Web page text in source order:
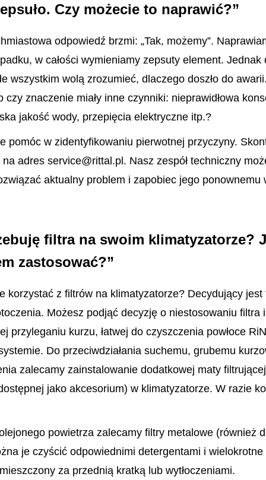
Czy możecie to naprawić?”
odpowiedź brzmi: „Tak, możemy”.
w całości wymieniamy zepsuty element. Jednak
wszystkim wolą zrozumieć, dlaczego doszło do
czy znaczenie miały inne czynniki: nieprawidłowa
jakość wody, przepięcia elektryczne itp.?
pomóc w zidentyfikowaniu pierwotnej przyczyny.
na adres service@rittal.pl. Nasz zespół techniczny
aktualny problem i zapobiec jego ponownemu
filtra na swoim klimatyzatorze?
zastosować?”
korzystać z filtrów na klimatyzatorze? Decydujący jest
Możesz podjąć decyzję o niestosowaniu filtra
przyleganiu kurzu, łatwej do czyszczenia powłoce
Do przeciwdziałania suchemu, grubemu
zalecamy zainstalowanie dodatkowej maty
jako akcesorium) w klimatyzatorze. W razie
powietrza zalecamy filtry metalowe (również
je czyścić odpowiednimi detergentami i
za przednią kratką lub wytłoczeniami.